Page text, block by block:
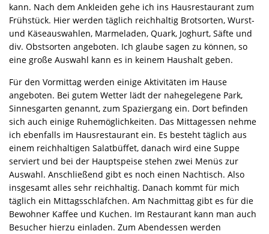
kann. Nach dem Ankleiden gehe ich ins Hausrestaurant zum
Frühstück. Hier werden täglich reichhaltig Brotsorten, Wurst-
und Käseauswahlen, Marmeladen, Quark, Joghurt, Säfte und
div. Obstsorten angeboten. Ich glaube sagen zu können, so
eine große Auswahl kann es in keinem Haushalt geben.
Für den Vormittag werden einige Aktivitäten im Hause
angeboten. Bei gutem Wetter lädt der nahegelegene Park,
Sinnesgarten genannt, zum Spaziergang ein. Dort befinden
sich auch einige Ruhemöglichkeiten. Das Mittagessen nehme
ich ebenfalls im Hausrestaurant ein. Es besteht täglich aus
einem reichhaltigen Salatbüffet, danach wird eine Suppe
serviert und bei der Hauptspeise stehen zwei Menüs zur
Auswahl. Anschließend gibt es noch einen Nachtisch. Also
insgesamt alles sehr reichhaltig. Danach kommt für mich
täglich ein Mittagsschläfchen. Am Nachmittag gibt es für die
Bewohner Kaffee und Kuchen. Im Restaurant kann man auch
Besucher hierzu einladen. Zum Abendessen werden